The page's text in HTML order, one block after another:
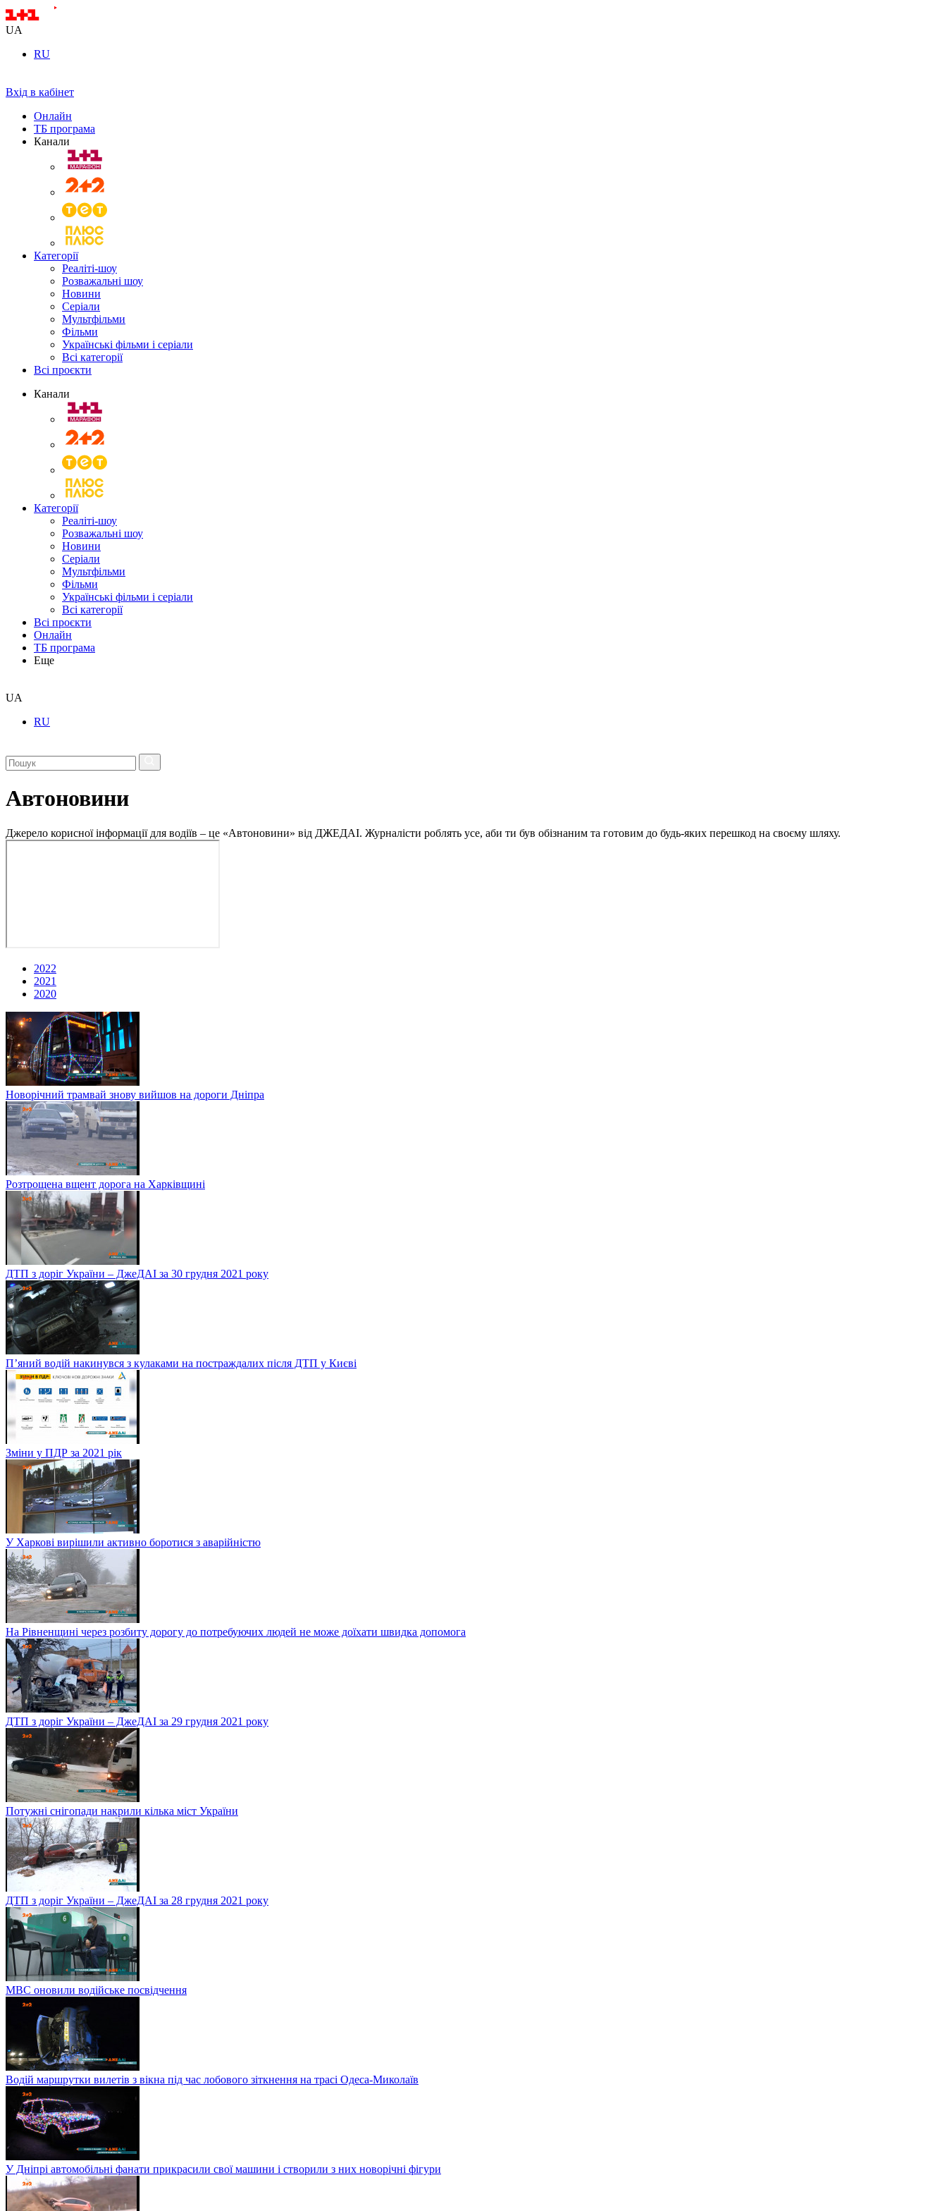
UA
RU
Вхід в кабінет
Онлайн
ТБ програма
Канали
Категорії
Реаліті-шоу
Розважальні шоу
Новини
Серіали
Мультфільми
Фільми
Українські фільми і серіали
Всі категорії
Всі проєкти
Канали
Категорії
Реаліті-шоу
Розважальні шоу
Новини
Серіали
Мультфільми
Фільми
Українські фільми і серіали
Всі категорії
Всі проєкти
Онлайн
ТБ програма
Еще
UA
RU
Автоновини
Джерело корисної інформації для водіїв – це «Автоновини» від ДЖЕДАІ. Журналісти роблять усе, аби ти був обізнаним та готовим до будь-яких перешкод на своєму шляху.
2022
2021
2020
Новорічний трамвай знову вийшов на дороги Дніпра
Розтрощена вщент дорога на Харківщині
ДТП з доріг України – ДжеДАІ за 30 грудня 2021 року
П’яний водій накинувся з кулаками на постраждалих після ДТП у Києві
Зміни у ПДР за 2021 рік
У Харкові вирішили активно боротися з аварійністю
На Рівненщині через розбиту дорогу до потребуючих людей не може доїхати швидка допомога
ДТП з доріг України – ДжеДАІ за 29 грудня 2021 року
Потужні снігопади накрили кілька міст України
ДТП з доріг України – ДжеДАІ за 28 грудня 2021 року
МВС оновили водійське посвідчення
Водій маршрутки вилетів з вікна під час лобового зіткнення на трасі Одеса-Миколаїв
У Дніпрі автомобільні фанати прикрасили свої машини і створили з них новорічні фігури